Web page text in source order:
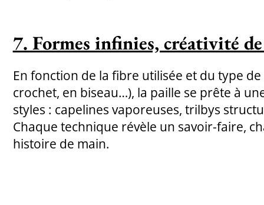
7. Formes infinies, créativité
En fonction de la fibre utilisée et du type
crochet, en biseau…), la paille se prête à
styles : capelines vaporeuses, trilbys
Chaque technique révèle un savoir-faire,
histoire de main.